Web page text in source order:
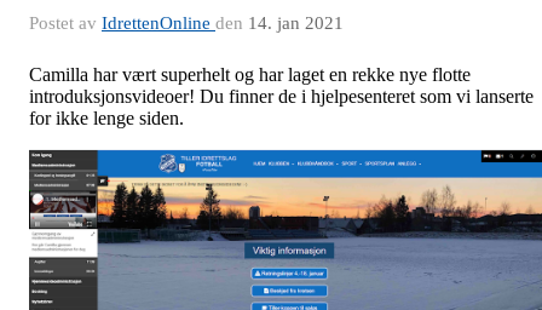
Postet av IdrettenOnline den 14. jan 2021
Camilla har vært superhelt og har laget en rekke nye flotte
introduksjonsvideoer! Du finner de i hjelpesenteret som vi lanserte
for ikke lenge siden.